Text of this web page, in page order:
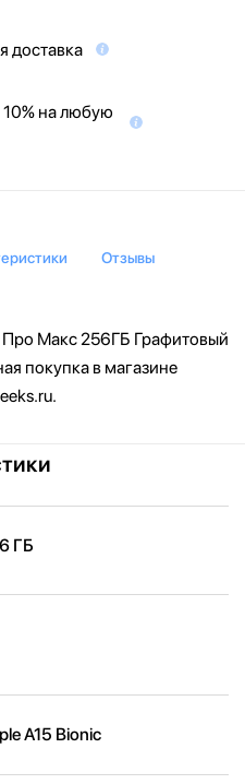
доставка
на любую
Отзывы
Макс 256ГБ Графитовый
покупка в магазине
ГБ
A15 Bionic